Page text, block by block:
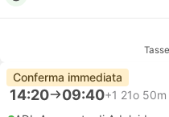
Conferma immediata
14:20 09:40+1 21o 50m